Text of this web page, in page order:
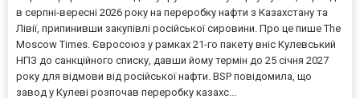
в серпні-вересні 2026 року на переробку нафти з Казахстану та
Лівії, припинивши закупівлі російської сировини. Про це пише The
Moscow Times. Євросоюз у рамках 21-го пакету вніс Кулевський
НПЗ до санкційного списку, давши йому термін до 25 січня 2027
року для відмови від російської нафти. BSP повідомила, що
завод у Кулеві розпочав переробку казахс...